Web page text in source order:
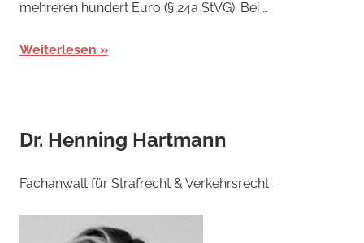
mehreren hundert Euro (§ 24a StVG). Bei …
Weiterlesen
Dr. Henning Hartmann
Fachanwalt für Strafrecht & Verkehrsrecht